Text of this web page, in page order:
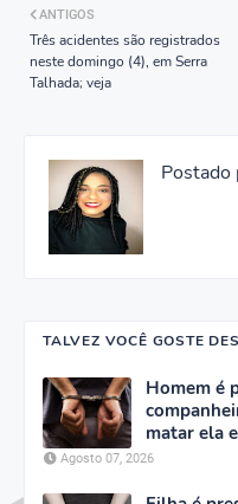
ANTIGOS
Três acidentes são registrados
neste domingo (4), em Serra
Talhada; veja
Postado
TALVEZ VOCÊ GOSTE
Homem é
matar ela
Agosto 07, 2026